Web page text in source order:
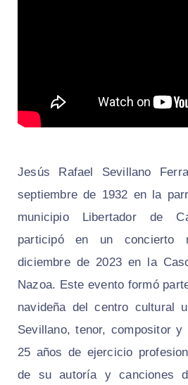
Jesús Rafael Sevillano
septiembre de 1932 en la
municipio Libertador de
participó en un concierto
diciembre de 2023 en la
Nazoa. Este evento formó
navideña del centro cultural
Sevillano, tenor, compositor
25 años de ejercicio
de su autoría y canciones